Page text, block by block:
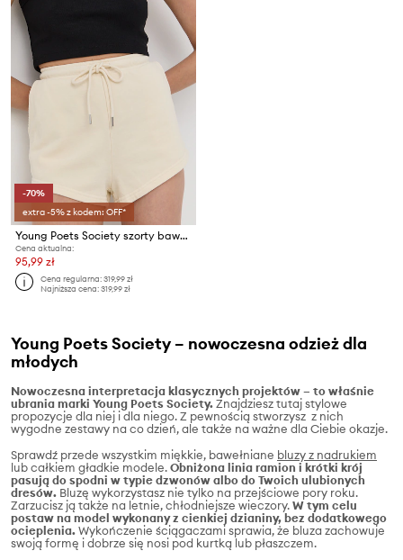
-70%
extra -5% z kodem: OFF*
Young Poets Society szorty bawełniane 106979
Cena aktualna:
95,99 zł
Cena regularna:319,99 zł
Najniższa cena:319,99 zł
Young Poets Society – nowoczesna odzież dla
młodych
Nowoczesna interpretacja klasycznych projektów – to właśnie
ubrania marki Young Poets Society.Znajdziesz tutaj stylowe
propozycje dla niej i dla niego. Z pewnością stworzysz z nich
wygodne zestawy na co dzień, ale także na ważne dla Ciebie okazje.
Sprawdź przede wszystkim miękkie, bawełniane bluzy z nadrukiem
lub całkiem gładkie modele.Obniżona linia ramion i krótki krój
pasują do spodni w typie dzwonów albo do Twoich ulubionych
dresów. Bluzę wykorzystasz nie tylko na przejściowe pory roku.
Zarzucisz ją także na letnie, chłodniejsze wieczory.W tym celu
postaw na model wykonany z cienkiej dzianiny, bez dodatkowego
ocieplenia.Wykończenie ściągaczami sprawia, że bluza zachowuje
swoją formę i dobrze się nosi pod kurtką lub płaszczem.